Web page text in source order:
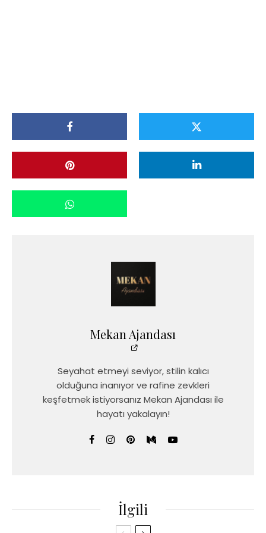
Mekan Ajandası
Seyahat etmeyi seviyor, stilin kalıcı
olduğuna inanıyor ve rafine zevkleri
keşfetmek istiyorsanız Mekan Ajandası ile
hayatı yakalayın!
İlgili